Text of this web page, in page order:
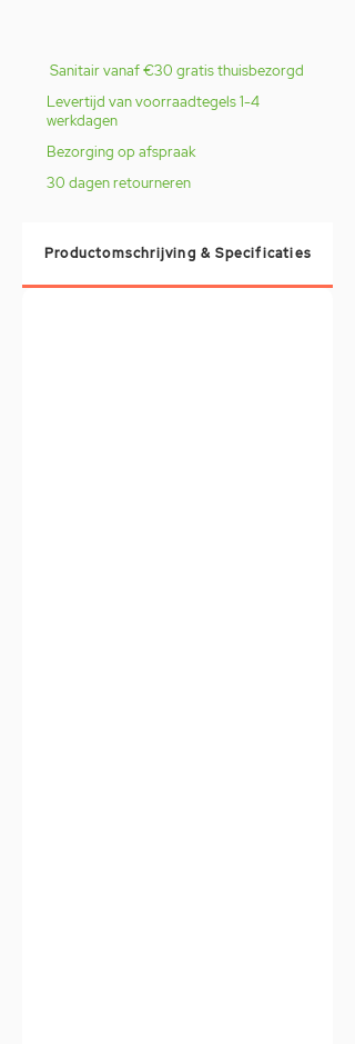
Sanitair vanaf €30 gratis thuisbezorgd
Levertijd van voorraadtegels 1-4
werkdagen
Bezorging op afspraak
30 dagen retourneren
Productomschrijving & Specificaties